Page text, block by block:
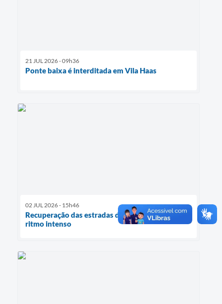
21 JUL 2026 - 09h36
Ponte baixa é interditada em Vila Haas
02 JUL 2026 - 15h46
Recuperação das estradas do interior avança em
ritmo intenso